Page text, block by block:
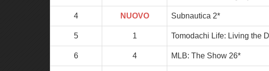
4 NUOVO Subnautica 2*
5 1 Tomodachi Life: Living the
6 4 MLB: The Show 26*